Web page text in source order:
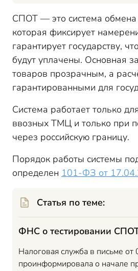
СПОТ — это система
которая фиксирует
гарантирует государству,
будут уплачены. Основная
товаров прозрачным, а
гарантированными для
Система работает только
ввозных ТМЦ и только при
через российскую границу.
Порядок работы системы
определен 101-ФЗ от
Статья по теме:
ФНС о тестировании
Налоговая служба в письме
проинформировала о начале